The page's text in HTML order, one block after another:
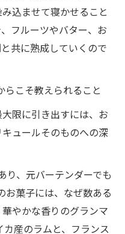
込ませて寝かせること
フルーツやバター、お
共に熟成していくので
らこそ教えられること
限に引き出すには、お
ュールそのものへの深
り、元バーテンダーでも
お菓子には、なぜ数ある
やかな香りのグランマ
産のラムと、フランス